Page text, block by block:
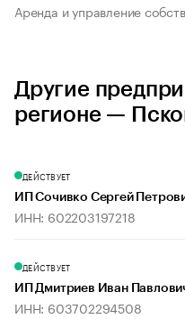
Аренда и управление
Другие
регионе —
ДЕЙСТВУЕТ
ИП Сочивко Сергей
ИНН: 602203197218
ДЕЙСТВУЕТ
ИП Дмитриев Иван
ИНН: 603702294508